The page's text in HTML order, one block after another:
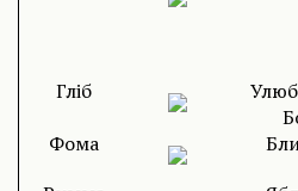
Гліб
Фома